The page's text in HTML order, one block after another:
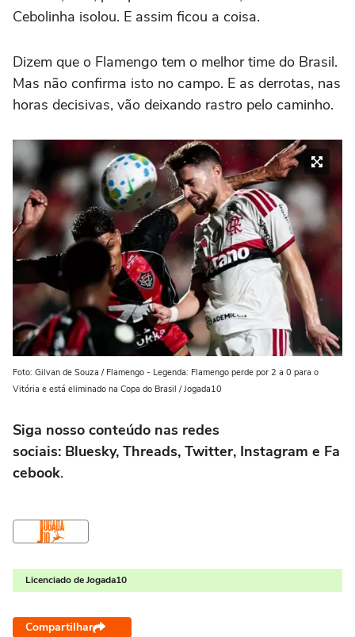
Cebolinha isolou. E assim ficou a coisa.
Dizem que o Flamengo tem o melhor time do Brasil.
Mas não confirma isto no campo. E as derrotas, nas
horas decisivas, vão deixando rastro pelo caminho.
Foto: Gilvan de Souza / Flamengo - Legenda: Flamengo perde por 2 a 0 para o
Vitória e está eliminado na Copa do Brasil / Jogada10
Siga nosso conteúdo nas redes
sociais: Bluesky, Threads, Twitter, Instagram e Fa
cebook.
Licenciado de Jogada10
Compartilhar